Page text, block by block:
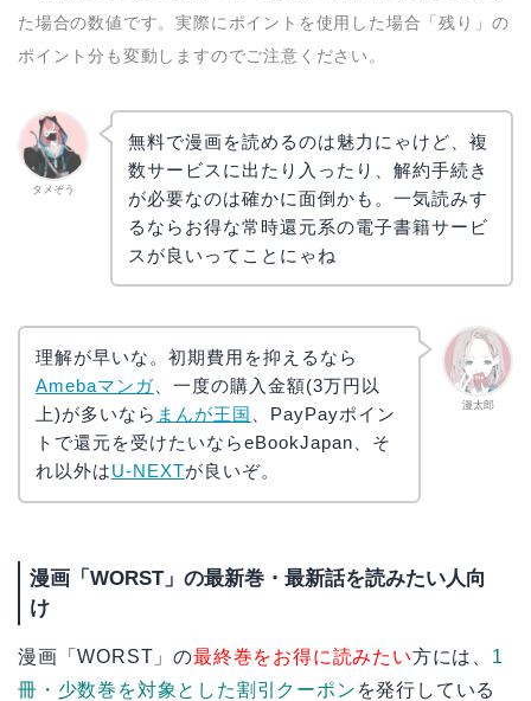
た場合の数値です。実際にポイントを使用した場合「残り」の
ポイント分も変動しますのでご注意ください。
タメぞう
無料で漫画を読めるのは魅力にゃけど、複
数サービスに出たり入ったり、解約手続き
が必要なのは確かに面倒かも。一気読みす
るならお得な常時還元系の電子書籍サービ
スが良いってことにゃね
漫太郎
理解が早いな。初期費用を抑えるなら
Amebaマンガ、一度の購入金額(3万円以
上)が多いなら まんが王国
、PayPayポイン
トで還元を受けたいならeBookJapan、そ
れ以外はU-NEXTが良いぞ。
漫画「WORST」の最新巻・最新話を読みたい人向
け
漫画「WORST」の最終巻をお得に読みたい方には、 1
冊・少数巻を対象とした割引クーポン を発行している